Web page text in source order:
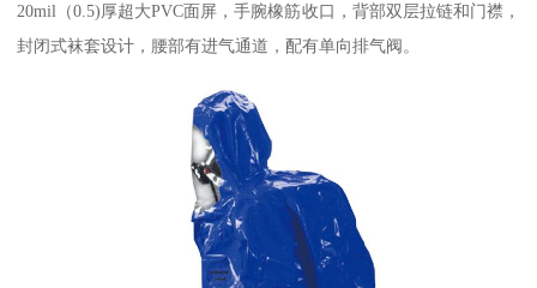
20mil（0.5)厚超大PVC面屏，手腕橡筋收口，背部双层拉链和门襟，
封闭式袜套设计，腰部有进气通道，配有单向排气阀。